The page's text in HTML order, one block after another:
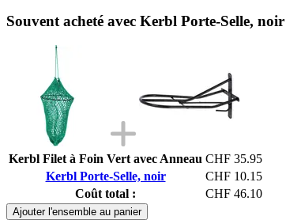
Souvent acheté avec Kerbl Porte-Selle, noir
Kerbl Filet à Foin Vert avec Anneau CHF 35.95
Kerbl Porte-Selle, noir
CHF 10.15
Coût total :
CHF 46.10
Ajouter l'ensemble au panier